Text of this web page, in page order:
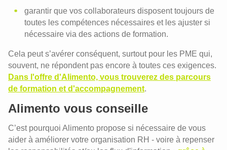
garantir que vos collaborateurs disposent toujours de
toutes les compétences nécessaires et les ajuster si
nécessaire via des actions de formation.
Cela peut s’avérer conséquent, surtout pour les PME qui,
souvent, ne répondent pas encore à toutes ces exigences.
Dans l'offre d'Alimento, vous trouverez des parcours
de formation et d'accompagnement.
Alimento vous conseille
C’est pourquoi Alimento propose si nécessaire de vous
aider à améliorer votre organisation RH - voire à repenser